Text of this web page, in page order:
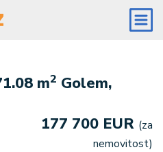
m2 Golem,
177 700 EUR (za
nemovitost)